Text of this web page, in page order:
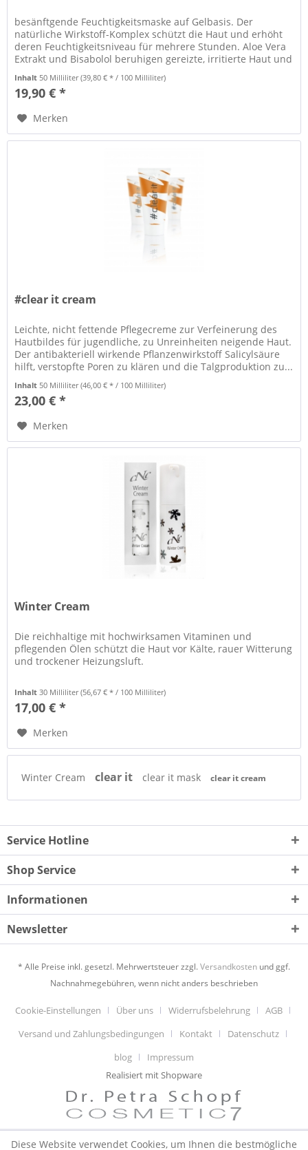
besänftgende Feuchtigkeitsmaske auf Gelbasis. Der
natürliche Wirkstoff-Komplex schützt die Haut und erhöht
deren Feuchtigkeitsniveau für mehrere Stunden. Aloe Vera
Extrakt und Bisabolol beruhigen gereizte, irritierte Haut und
Inhalt 50 Milliliter(39,80 € * / 100 Milliliter)
19,90 € *
Merken
#clear it cream
Leichte, nicht fettende Pflegecreme zur Verfeinerung des
Hautbildes für jugendliche, zu Unreinheiten neigende Haut.
Der antibakteriell wirkende Pflanzenwirkstoff Salicylsäure
hilft, verstopfte Poren zu klären und die Talgproduktion zu...
Inhalt 50 Milliliter(46,00 € * / 100 Milliliter)
23,00 € *
Merken
Winter Cream
Die reichhaltige mit hochwirksamen Vitaminen und
pflegenden Ölen schützt die Haut vor Kälte, rauer Witterung
und trockener Heizungsluft.
Inhalt30 Milliliter(56,67 € * / 100 Milliliter)
17,00 € *
Merken
Winter Cream clear it clear it mask clear it cream
Service Hotline
Shop Service
Informationen
Newsletter
* Alle Preise inkl. gesetzl. Mehrwertsteuer zzgl.Versandkosten und ggf.
Nachnahmegebühren, wenn nicht anders beschrieben
Cookie-Einstellungen Über uns Widerrufsbelehrung
AGB
Versand und Zahlungsbedingungen
Kontakt
Datenschutz
blog
Impressum
Realisiert mit Shopware
Diese Website verwendet Cookies, um Ihnen die bestmögliche